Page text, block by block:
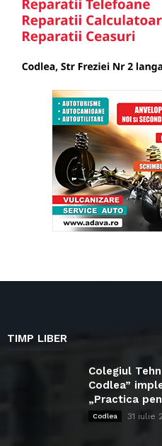
TIMP LIBER
Colegiul
Codlea”
„Practica
Codlea 31 iulie